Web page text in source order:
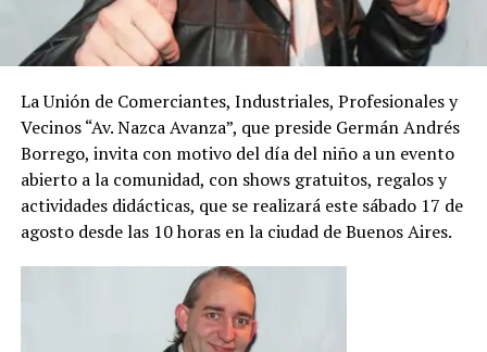
La Unión de Comerciantes, Industriales, Profesionales y
Vecinos “Av. Nazca Avanza”, que preside Germán Andrés
Borrego, invita con motivo del día del niño a un evento
abierto a la comunidad, con shows gratuitos, regalos y
actividades didácticas, que se realizará este sábado 17 de
agosto desde las 10 horas en la ciudad de Buenos Aires.